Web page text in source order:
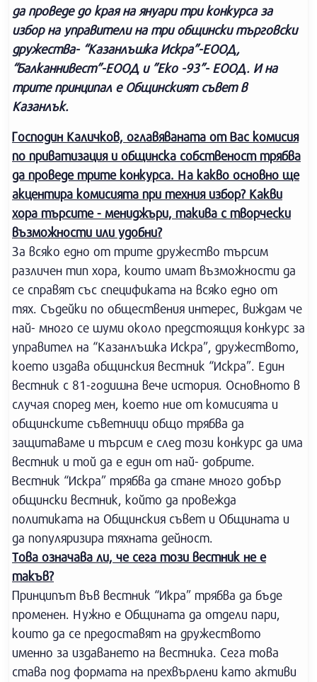
да проведе до края на януари три конкурса за
избор на управители на три общински търговски
дружества- “Казанлъшка Искра”-ЕООД,
“Балканнивест”-ЕООД и ”Еко -93”- ЕООД. И на
трите принципал е Общинският съвет в
Казанлък.
Господин Каличков, оглавяваната от Вас комисия
по приватизация и общинска собственост трябва
да проведе трите конкурса. На какво основно ще
акцентира комисията при техния избор? Какви
хора търсите - мениджъри, такива с творчески
възможности или удобни?
За всяко едно от трите дружество търсим
различен тип хора, които имат възможности да
се справят със спецификата на всяко едно от
тях. Съдейки по обществения интерес, виждам че
най- много се шуми около предстоящия конкурс за
управител на “Казанлъшка Искра”, дружеството,
което издава общинския вестник “Искра”. Един
вестник с 81-годишна вече история. Основното в
случая според мен, което ние от комисията и
общинските съветници общо трябва да
защитаваме и търсим е след този конкурс да има
вестник и той да е един от най- добрите.
Вестник “Искра” трябва да стане много добър
общински вестник, който да провежда
политиката на Общинския съвет и Общината и
да популяризира тяхната дейност.
Това означава ли, че сега този вестник не е
такъв?
Принципът във вестник “Икра” трябва да бъде
променен. Нужно е Общината да отдели пари,
които да се предоставят на дружеството
именно за издаването на вестника. Сега това
става под формата на прехвърлени като активи